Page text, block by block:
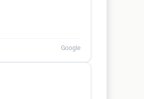
Google